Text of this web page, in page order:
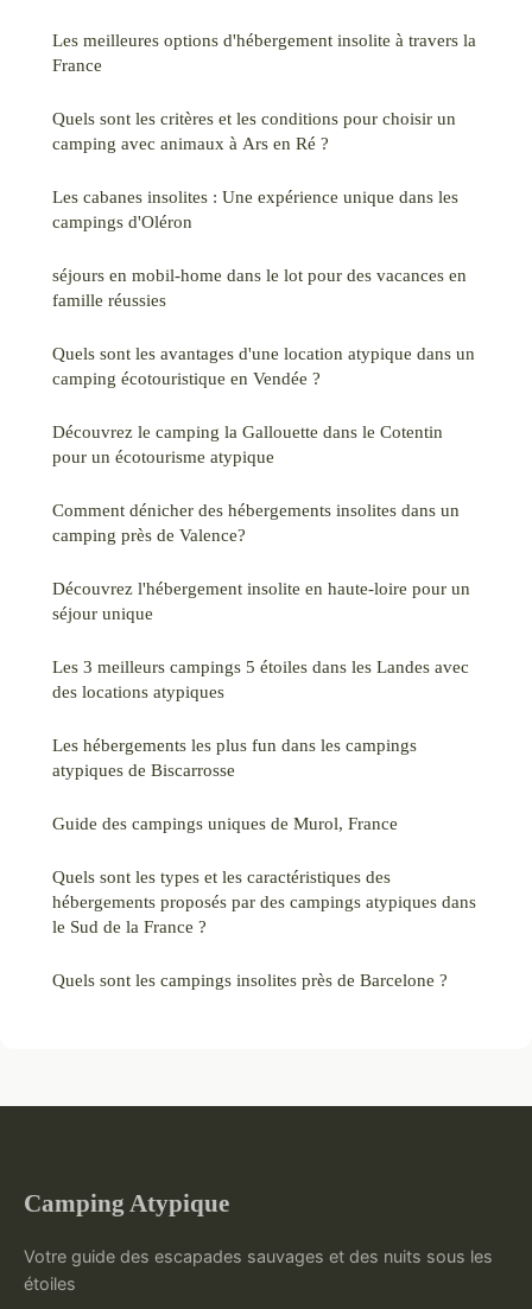
Les meilleures options d'hébergement insolite à travers la
France
Quels sont les critères et les conditions pour choisir un
camping avec animaux à Ars en Ré ?
Les cabanes insolites : Une expérience unique dans les
campings d'Oléron
séjours en mobil-home dans le lot pour des vacances en
famille réussies
Quels sont les avantages d'une location atypique dans un
camping écotouristique en Vendée ?
Découvrez le camping la Gallouette dans le Cotentin
pour un écotourisme atypique
Comment dénicher des hébergements insolites dans un
camping près de Valence?
Découvrez l'hébergement insolite en haute-loire pour un
séjour unique
Les 3 meilleurs campings 5 étoiles dans les Landes avec
des locations atypiques
Les hébergements les plus fun dans les campings
atypiques de Biscarrosse
Guide des campings uniques de Murol, France
Quels sont les types et les caractéristiques des
hébergements proposés par des campings atypiques dans
le Sud de la France ?
Quels sont les campings insolites près de Barcelone ?
Camping Atypique
Votre guide des escapades sauvages et des nuits sous les
étoiles